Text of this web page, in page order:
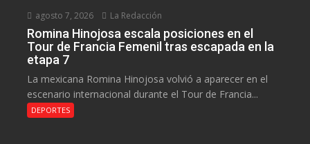
agosto 7, 2026 La Redacción
Romina Hinojosa escala posiciones en el
Tour de Francia Femenil tras escapada en la
etapa 7
La mexicana Romina Hinojosa volvió a aparecer en el
escenario internacional durante el Tour de Francia...
DEPORTES